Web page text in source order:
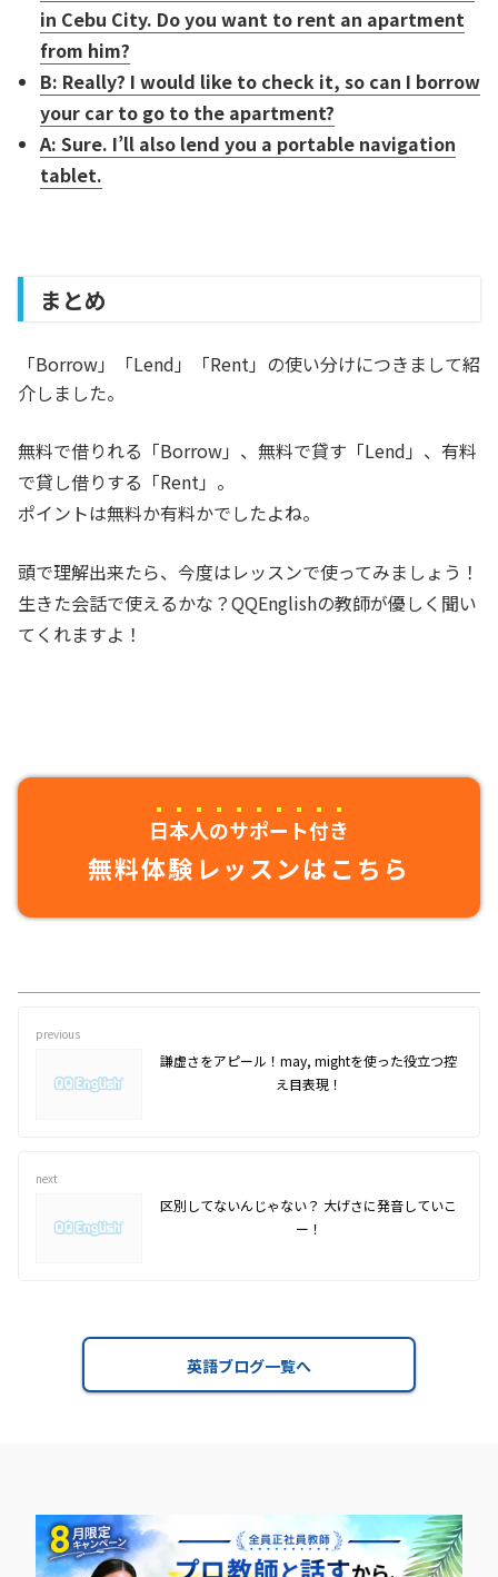
in Cebu City. Do you want to rent an apartment
from him?
B: Really? I would like to check it, so can I borrow
your car to go to the apartment?
A: Sure. I’ll also lend you a portable navigation
tablet.
まとめ
「Borrow」「Lend」「Rent」の使い分けにつきまして紹
介しました。
無料で借りれる「Borrow」、無料で貸す「Lend」、有料
で貸し借りする「Rent」。
ポイントは無料か有料かでしたよね。
頭で理解出来たら、今度はレッスンで使ってみましょう！
生きた会話で使えるかな？QQEnglishの教師が優しく聞い
てくれますよ！
日本人のサポート付き
無料体験レッスンはこちら
previous
謙虚さをアピール！may, mightを使った役立つ控
え目表現！
next
区別してないんじゃない？ 大げさに発音していこ
ー！
英語ブログ一覧へ